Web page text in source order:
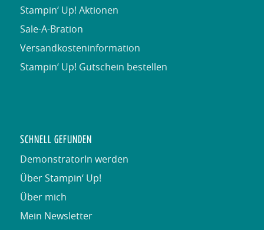
Stampin‘ Up! Aktionen
Sale-A-Bration
Versandkosteninformation
Stampin‘ Up! Gutschein bestellen
SCHNELL GEFUNDEN
DemonstratorIn werden
Über Stampin‘ Up!
Über mich
Mein Newsletter